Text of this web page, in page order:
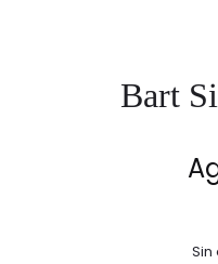
Bart
Sin